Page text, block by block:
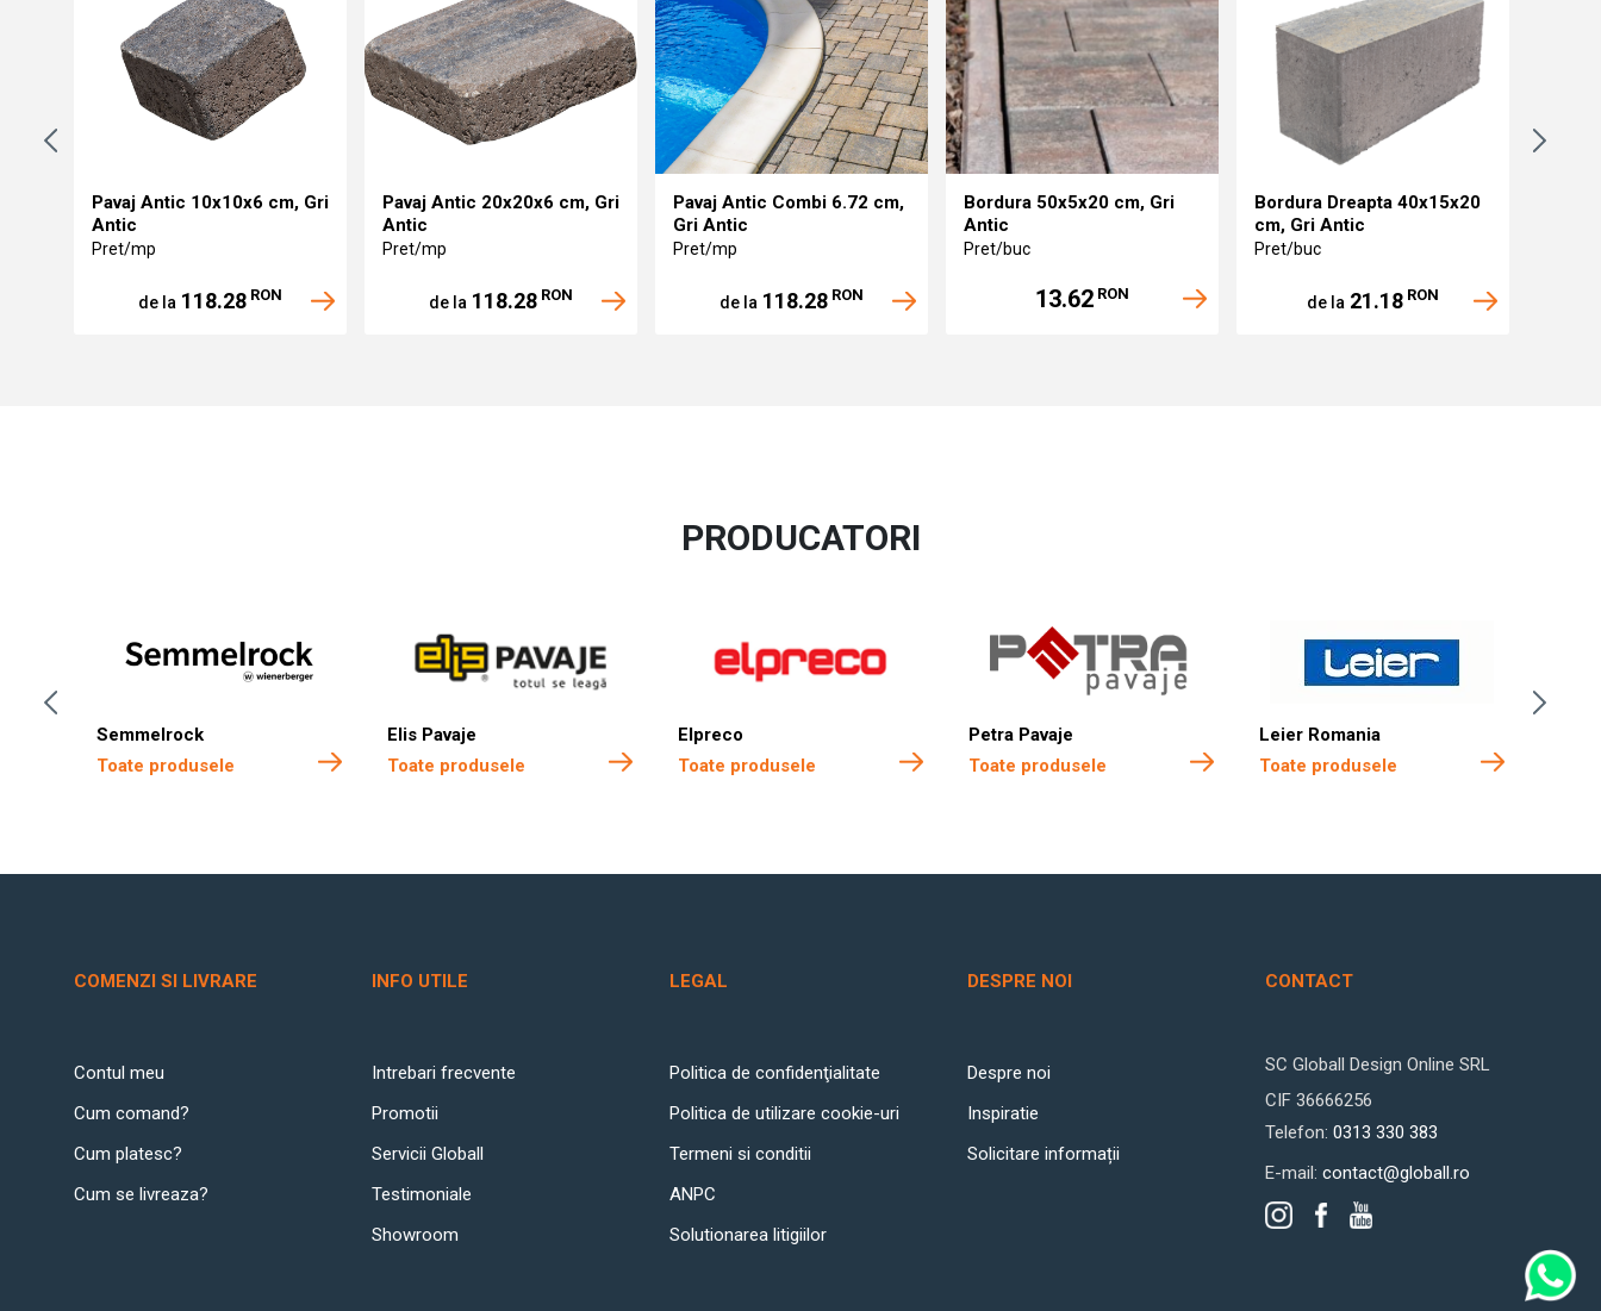
Pavaj Antic 10x10x6 cm, Gri
Antic
Pret/mp
de la 118.28 RON
Pavaj Antic 20x20x6 cm, Gri
Antic
Pret/mp
de la 118.28 RON
Pavaj Antic Combi 6.72 cm,
Gri Antic
Pret/mp
de la 118.28 RON
Bordura 50x5x20 cm, Gri
Antic
Pret/buc
13.62 RON
Bordura Dreapta 40x15x20
cm, Gri Antic
Pret/buc
de la 21.18 RON
PRODUCATORI
Semmelrock
Toate produsele
Elis Pavaje
Toate produsele
Elpreco
Toate produsele
Petra Pavaje
Toate produsele
Leier Romania
Toate produsele
COMENZI SI LIVRARE
Contul meu
Cum comand?
Cum platesc?
Cum se livreaza?
INFO UTILE
Intrebari frecvente
Promotii
Servicii Globall
Testimoniale
Showroom
LEGAL
Politica de confidenţialitate
Politica de utilizare cookie-uri
Termeni si conditii
ANPC
Solutionarea litigiilor
DESPRE NOI
Despre noi
Inspiratie
Solicitare informații
CONTACT
SC Globall Design Online SRL
CIF 36666256
Telefon: 0313 330 383
E-mail: contact@globall.ro